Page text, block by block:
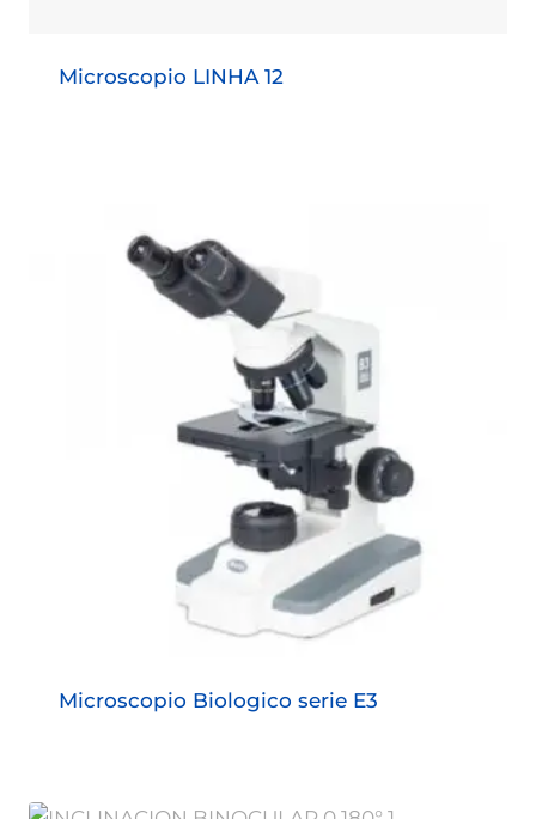
Microscopio LINHA 12
Microscopio Biologico serie E3